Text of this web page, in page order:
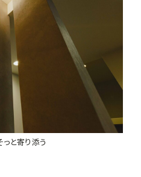
と寄り添う